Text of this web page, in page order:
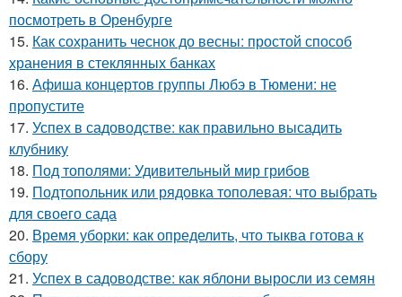
посмотреть в Оренбурге
15. Как сохранить чеснок до весны: простой способ
хранения в стеклянных банках
16. Афиша концертов группы Любэ в Тюмени: не
пропустите
17. Успех в садоводстве: как правильно высадить
клубнику
18. Под тополями: Удивительный мир грибов
19. Подтопольник или рядовка тополевая: что выбрать
для своего сада
20. Время уборки: как определить, что тыква готова к
сбору
21. Успех в садоводстве: как яблони выросли из семян